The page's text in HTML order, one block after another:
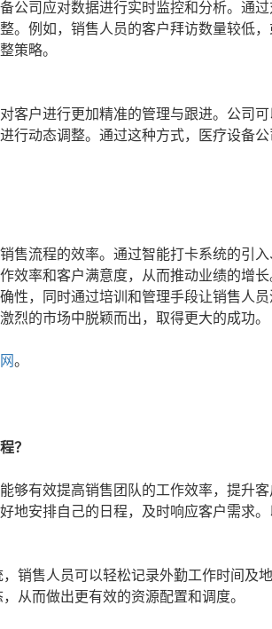
公司应对数据进行实时监控和分析。通
。例如，销售人员的客户拜访数量较低
策略。
客户进行更加精准的管理与跟进。公司
行动态调整。通过这种方式，医疗设备
售流程的效率。通过智能打卡系统的引
效率和客户满意度，从而推动业绩的增
性，同时通过培训和管理手段让销售人
烈的市场中脱颖而出，取得更大的成功。
。
？
够有效提高销售团队的工作效率，提升
地安排自己的日程，及时响应客户需求。
销售人员可以轻松记录外勤工作时间及
从而做出更有效的资源配置和调度。